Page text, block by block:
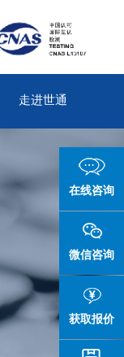
走进世通
在线咨询
微信咨询
获取报价